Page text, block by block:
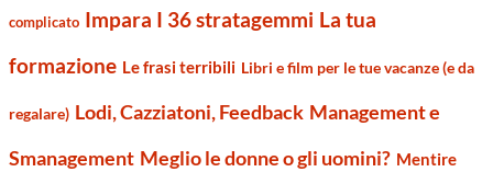
complicato Impara I 36 stratagemmi La tua
formazione Le frasi terribili Libri e film per le tue vacanze (e da
regalare) Lodi, Cazziatoni, Feedback Management e
Smanagement Meglio le donne o gli uomini? Mentire